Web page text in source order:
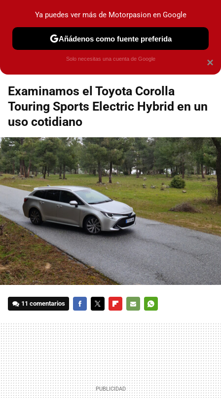
marca que se menciona
Espacio Toyota
Examinamos el Toyota Corolla
Touring Sports Electric Hybrid en un
uso cotidiano
11 comentarios
MAIL
×
Ya puedes ver más de Motorpasion en Google
Añádenos como fuente preferida
Solo necesitas una cuenta de Google